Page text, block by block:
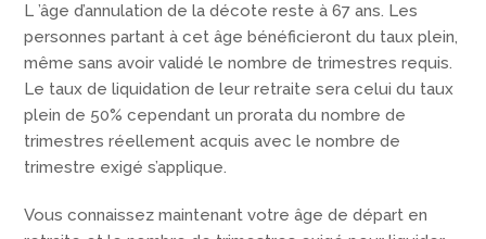
L ’âge d’annulation de la décote reste à 67 ans. Les
personnes partant à cet âge bénéficieront du taux plein,
même sans avoir validé le nombre de trimestres requis.
Le taux de liquidation de leur retraite sera celui du taux
plein de 50% cependant un prorata du nombre de
trimestres réellement acquis avec le nombre de
trimestre exigé s’applique.
Vous connaissez maintenant votre âge de départ en